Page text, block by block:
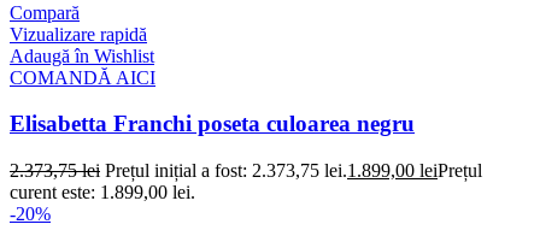
Compară
Vizualizare rapidă
Adaugă în Wishlist
COMANDĂ AICI
Elisabetta Franchi poseta culoarea negru
2.373,75lei Prețul inițial a fost: 2.373,75 lei.1.899,00 leiPrețul
curent este: 1.899,00 lei.
-20%